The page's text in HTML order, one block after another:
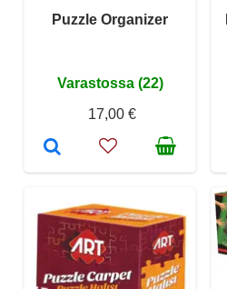
Puzzle Organizer
Varastossa (22)
17,00 €